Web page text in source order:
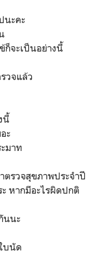
นะคะ
จะเป็นอย่างนี้
วจแล้ว
นี้
ะ
มาท
รวจสุขภาพประจำปี
หากมีอะไรผิดปกติ
นนะ
บนัด